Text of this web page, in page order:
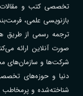
تخصصی کتب و مقالات
بازنویسی علمی،
ترجمه رسمی از طریق
صورت آنلاین ارائه
دنیا و حوزه‌های
شناخته‌شده و